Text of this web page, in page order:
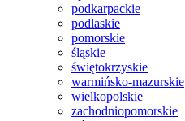
podkarpackie
podlaskie
pomorskie
śląskie
świętokrzyskie
warmińsko-mazurskie
wielkopolskie
zachodniopomorskie